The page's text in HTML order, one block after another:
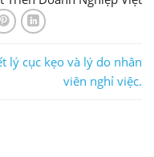
lý cục kẹo và lý do nhân
viên nghỉ việc.